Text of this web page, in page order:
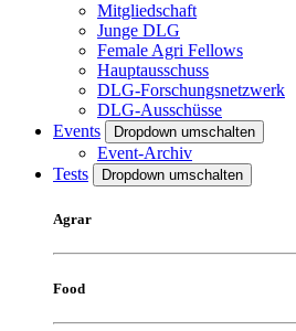
Mitgliedschaft
Junge DLG
Female Agri Fellows
Hauptausschuss
DLG-Forschungsnetzwerk
DLG-Ausschüsse
Events
Dropdown umschalten
Event-Archiv
Tests
Dropdown umschalten
Agrar
Food